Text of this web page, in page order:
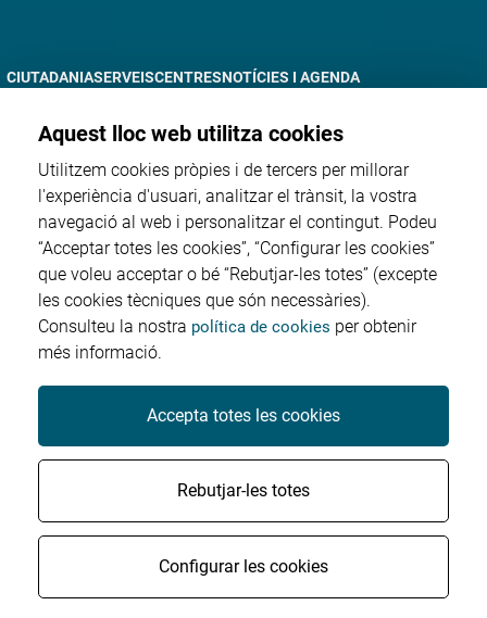
CIUTADANIASERVEISCENTRESNOTÍCIES I AGENDAPROFESSIONALS
Proveïdors
Perfil del contractant
© Salut Sant Joan Reus Baix Camp - Tots els drets
reservats
Protecció de dades
Accessibilitat
Aquest lloc web utilitza cookies
Utilitzem cookies pròpies i de tercers per millorar
l'experiència d'usuari, analitzar el trànsit, la vostra
navegació al web i personalitzar el contingut. Podeu
“Acceptar totes les cookies”, “Configurar les cookies”
que voleu acceptar o bé “Rebutjar-les totes” (excepte
les cookies tècniques que són necessàries).
Consulteu la nostra política de cookies per obtenir
més informació.
Accepta totes les cookies
Rebutjar-les totes
Configurar les cookies